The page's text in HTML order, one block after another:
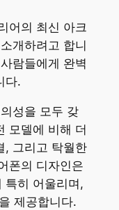
어의 최신 아크
개하려고 합니
람들에게 완벽
다.
성을 모두 갖
모델에 비해 더
, 그리고 탁월한
폰의 디자인은
특히 어울리며,
제공합니다.